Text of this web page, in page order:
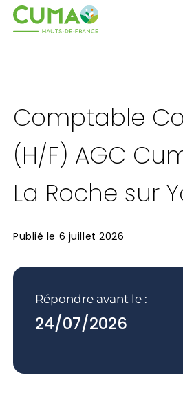
Comptable
(H/F) AGC
La Roche sur
Publié le 6 juillet 2026
Répondre avant le :
24/07/2026